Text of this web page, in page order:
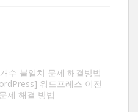
수 불일치 문제 해결방법 -
워드프레스 이전
제 해결 방법